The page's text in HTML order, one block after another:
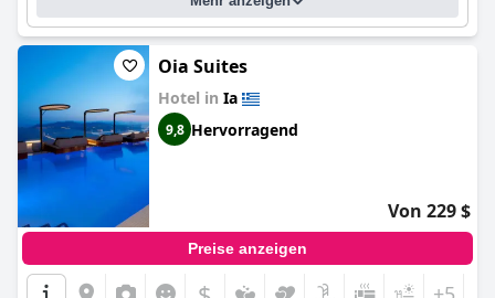
Myst Boutique Hotelist der perfekte romantische
Zufluchtsort für Paare, die sich entspannen und ein besonderes
Erlebnis genießen möchten. Insgesamt bietet dasMyst
Boutique Hoteleine luxuriöse und ruhige Boutique-
Atmosphäre, die es zu einem außergewöhnlichen Ort für einen
Aufenthalt macht.
Oia Suites
Hotel in Ia
9,8 Hervorragend
Von 229 $
Preise anzeigen